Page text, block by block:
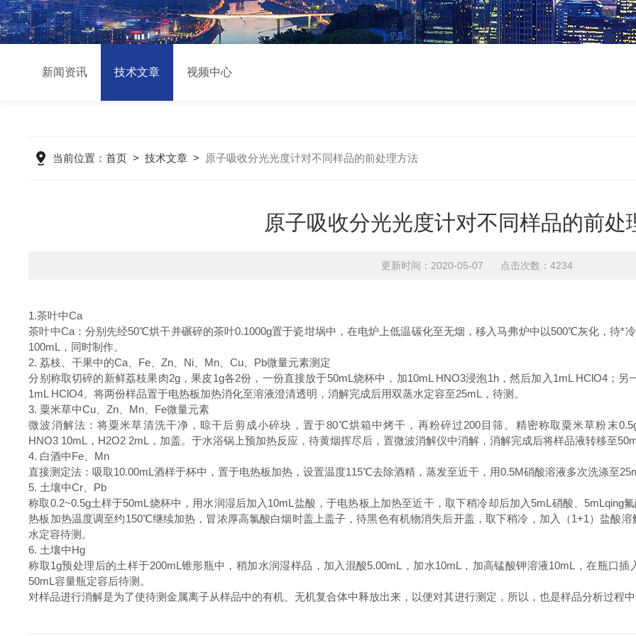
新闻资讯 技术文章 视频中心
当前位置：首页 >技术文章 > 原子吸收分光光度计对不同样品的前处理方法
原子吸收分光光度计对不同样品的前处
更新时间：2020-05-07 点击次数：4234
1.茶叶中Ca
茶叶中Ca：分别先经50℃烘干并碾碎的茶叶0.1000g置于瓷坩埚中，在电炉上低温碳化至无烟，移入马弗炉中以500℃灰化，待*
100mL，同时制作。
2. 荔枝、干果中的Ca、Fe、Zn、Ni、Mn、Cu、Pb微量元素测定
分别称取切碎的新鲜荔枝果肉2g，果皮1g各2份，一份直接放于50mL烧杯中，加10mL HNO3浸泡1h，然后加入1mL HClO4；
1mL HClO4。将两份样品置于电热板加热消化至溶液澄清透明，消解完成后用双蒸水定容至25mL，待测。
3. 粟米草中Cu、Zn、Mn、Fe微量元素
微波消解法：将粟米草清洗干净，晾干后剪成小碎块，置于80℃烘箱中烤干，再粉碎过200目筛。精密称取粟米草粉末
HNO3 10mL，H2O2 2mL，加盖。于水浴锅上预加热反应，待黄烟挥尽后，置微波消解仪中消解，消解完成后将样品液转移至
4. 白酒中Fe、Mn
直接测定法：吸取10.00mL酒样于杯中，置于电热板加热，设置温度115℃去除酒精，蒸发至近干，用0.5M硝酸溶液多次洗涤至
5. 土壤中Cr、Pb
称取0.2~0.5g土样于50mL烧杯中，用水润湿后加入10mL盐酸，于电热板上加热至近干，取下稍冷却后加入5mL硝酸、5mLqing
热板加热温度调至约150℃继续加热，冒浓厚高氯酸白烟时盖上盖子，待黑色有机物消失后开盖，取下稍冷，加入（1+1）盐酸
水定容待测。
6. 土壤中Hg
称取1g预处理后的土样于200mL锥形瓶中，稍加水润湿样品，加入混酸5.00mL，加水10mL，加高锰酸钾溶液10mL，在瓶口
50mL容量瓶定容后待测。
对样品进行消解是为了使待测金属离子从样品中的有机、无机复合体中释放出来，以便对其进行测定，所以，也是样品分析过程